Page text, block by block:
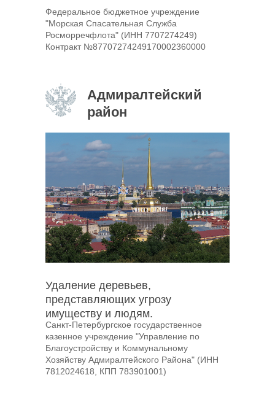
Удаление деревьев,
представляющих угрозу
имуществу и людям.
Санкт-Петербургское государственное
казенное учреждение "Управление по
Благоустройству и Коммунальному
Хозяйству Адмиралтейского Района" (ИНН
7812024618, КПП 783901001)
Адмиралтейский
район
Федеральное бюджетное учреждение
"Морская Спасательная Служба
Росморречфлота" (ИНН 7707274249)
Контракт №87707274249170002360000